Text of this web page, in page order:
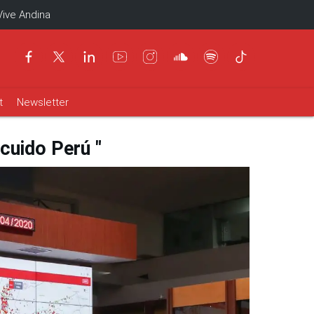
Andina
Newsletter
Perú "